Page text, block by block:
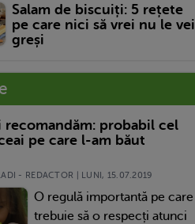
Salam de biscuiți: 5 rețete
pe care nici să vrei nu le vei
greși
recomandăm: probabil cel
pe care l-am băut
- REDACTOR | LUNI, 15.07.2019
O regulă importantă pe care
trebuie să o respecți atunci